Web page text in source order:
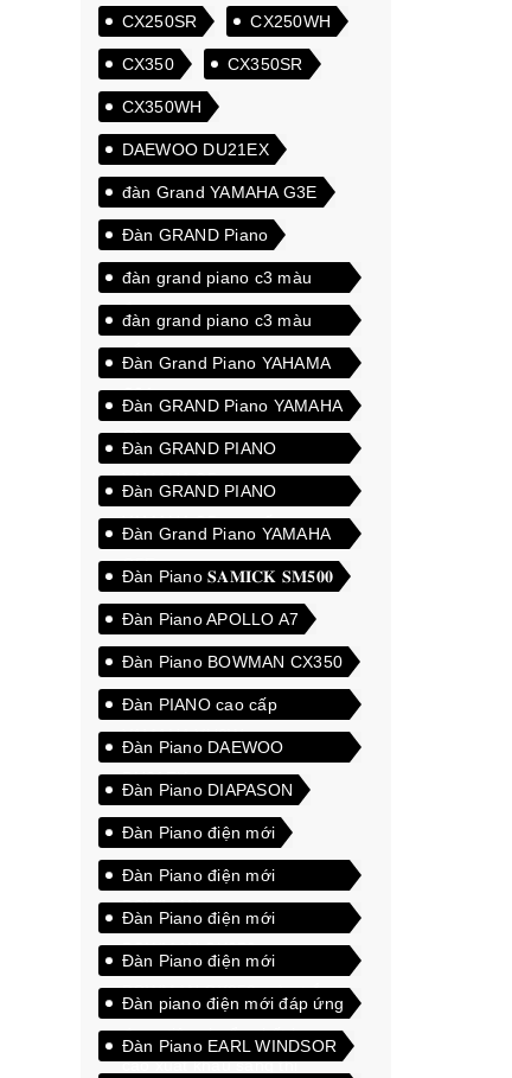
CX250SR CX250WH
CX350 CX350SR
CX350WH
DAEWOO DU21EX
đàn Grand YAMAHA G3E
Đàn GRAND Piano
đàn grand piano c3 màu
đen
đàn grand piano c3 màu
trắng
Đàn Grand Piano YAHAMA
C3A
Đàn GRAND Piano YAMAHA
C3
Đàn GRAND PIANO
YAMAHA C5
Đàn GRAND PIANO
YAMAHA C5 cao cấp
Đàn Grand Piano YAMAHA
G5E
Đàn Piano 𝐒𝐀𝐌𝐈𝐂𝐊 𝐒𝐌𝟓𝟎𝟎
Đàn Piano APOLLO A7
Đàn Piano BOWMAN CX350
Đàn PIANO cao cấp
YAMAHA YU3Wn
Đàn Piano DAEWOO
DU21EX
Đàn Piano DIAPASON
Đàn Piano điện mới
Đàn Piano điện mới
BOWMAN
Đàn Piano điện mới
BOWMAN CX250
Đàn Piano điện mới
BOWMAN CX350 màu trắng
Đàn piano điện mới đáp ứng
được tiêu chuẩn chất lượng
cao xuất khẩu sang thị
Đàn Piano EARL WINDSOR